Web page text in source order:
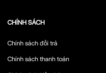
CHÍNH SÁCH
Chính sách đổi trả
Chính sách thanh toán